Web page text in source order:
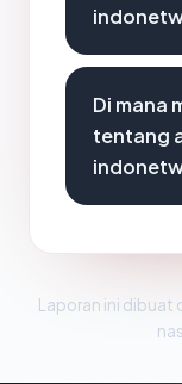
Di mana
tentang
Laporan ini dibuat